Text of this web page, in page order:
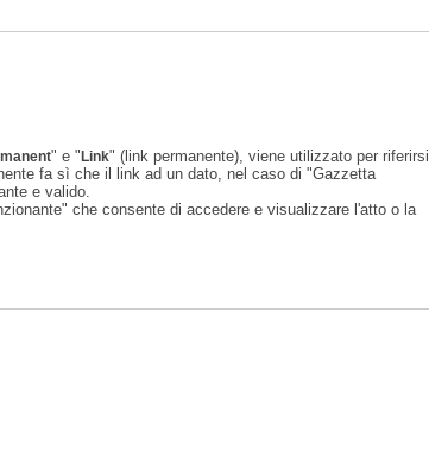
" e "Link" (link permanente), viene utilizzato per riferirsi
fa sì che il link ad un dato, nel caso di "Gazzetta
e valido.
che consente di accedere e visualizzare l'atto o la